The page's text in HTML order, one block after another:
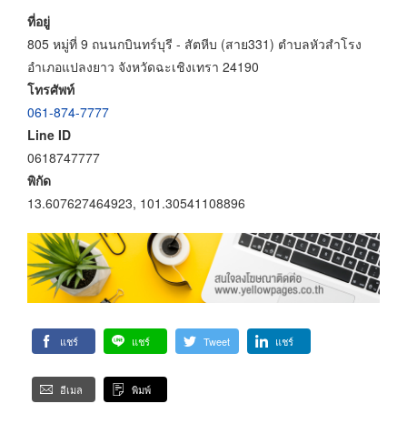
ที่อยู่
805 หมู่ที่ 9 ถนนกบินทร์บุรี - สัตหีบ (สาย331) ตำบลหัวสำโรง
อำเภอแปลงยาว จังหวัดฉะเชิงเทรา 24190
โทรศัพท์
061-874-7777
Line ID
0618747777
พิกัด
13.607627464923, 101.30541108896
แชร์ แชร์ Tweet แชร์
อีเมล พิมพ์